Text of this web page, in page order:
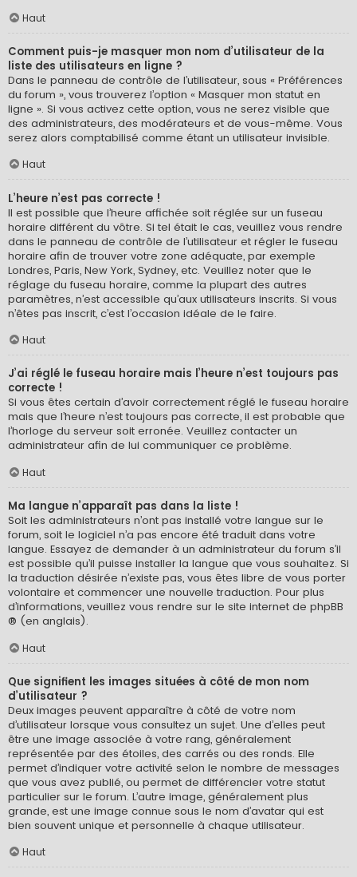
Haut
Comment puis-je masquer mon nom d’utilisateur de la
liste des utilisateurs en ligne ?
Dans le panneau de contrôle de l’utilisateur, sous « Préférences
du forum », vous trouverez l’option « Masquer mon statut en
ligne ». Si vous activez cette option, vous ne serez visible que
des administrateurs, des modérateurs et de vous-même. Vous
serez alors comptabilisé comme étant un utilisateur invisible.
Haut
L’heure n’est pas correcte !
Il est possible que l’heure affichée soit réglée sur un fuseau
horaire différent du vôtre. Si tel était le cas, veuillez vous rendre
dans le panneau de contrôle de l’utilisateur et régler le fuseau
horaire afin de trouver votre zone adéquate, par exemple
Londres, Paris, New York, Sydney, etc. Veuillez noter que le
réglage du fuseau horaire, comme la plupart des autres
paramètres, n’est accessible qu’aux utilisateurs inscrits. Si vous
n’êtes pas inscrit, c’est l’occasion idéale de le faire.
Haut
J’ai réglé le fuseau horaire mais l’heure n’est toujours pas
correcte !
Si vous êtes certain d’avoir correctement réglé le fuseau horaire
mais que l’heure n’est toujours pas correcte, il est probable que
l’horloge du serveur soit erronée. Veuillez contacter un
administrateur afin de lui communiquer ce problème.
Haut
Ma langue n’apparaît pas dans la liste !
Soit les administrateurs n’ont pas installé votre langue sur le
forum, soit le logiciel n’a pas encore été traduit dans votre
langue. Essayez de demander à un administrateur du forum s’il
est possible qu’il puisse installer la langue que vous souhaitez. Si
la traduction désirée n’existe pas, vous êtes libre de vous porter
volontaire et commencer une nouvelle traduction. Pour plus
d’informations, veuillez vous rendre sur le site internet de phpBB
® (en anglais).
Haut
Que signifient les images situées à côté de mon nom
d’utilisateur ?
Deux images peuvent apparaître à côté de votre nom
d’utilisateur lorsque vous consultez un sujet. Une d’elles peut
être une image associée à votre rang, généralement
représentée par des étoiles, des carrés ou des ronds. Elle
permet d’indiquer votre activité selon le nombre de messages
que vous avez publié, ou permet de différencier votre statut
particulier sur le forum. L’autre image, généralement plus
grande, est une image connue sous le nom d’avatar qui est
bien souvent unique et personnelle à chaque utilisateur.
Haut